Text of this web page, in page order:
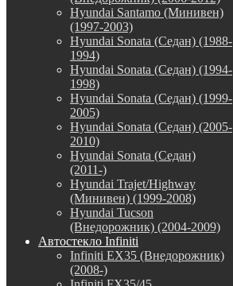
Hyundai Santamo (Минивен)
(1997-2003)
Hyundai Sonata (Седан) (1988-
1994)
Hyundai Sonata (Седан) (1994-
1998)
Hyundai Sonata (Седан) (1999-
2005)
Hyundai Sonata (Седан) (2005-
2010)
Hyundai Sonata (Седан)
(2011-)
Hyundai Trajet/Highway
(Минивен) (1999-2008)
Hyundai Tucson
(Внедорожник) (2004-2009)
Автостекло Infiniti
Infiniti EX35 (Внедорожник)
(2008-)